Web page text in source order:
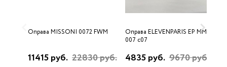
Оправа MISSONI 0072 FWM
11415 руб. 22830 руб.
Оправа ELEVENPARIS EP MM
007 c07
4835 руб. 9670 руб.